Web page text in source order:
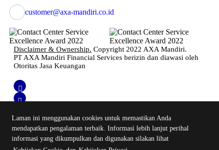
Laman ini menggunakan cookies untuk memastikan Anda
mendapatkan pengalaman terbaik. Informasi lebih lanjut perihal
informasi yang dikumpulkan dan digunakan silakan lihat
customer@axa-mandiri.co.id
Disclaimer & Ownership. Copyright 2022 AXA Mandiri.
PT AXA Mandiri Financial Services berizin dan diawasi oleh
Otoritas Jasa Keuangan